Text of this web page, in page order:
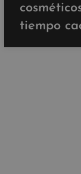
tiempo